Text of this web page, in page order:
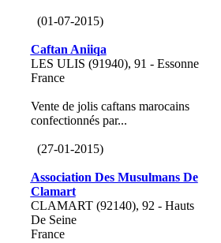
(01-07-2015)
Caftan Aniiqa
LES ULIS (91940), 91 - Essonne
France
Vente de jolis caftans marocains
confectionnés par...
(27-01-2015)
Association Des Musulmans De
Clamart
CLAMART (92140), 92 - Hauts
De Seine
France